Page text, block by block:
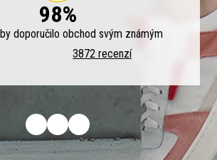
98%
doporučilo obchod svým známým
3872 recenzí